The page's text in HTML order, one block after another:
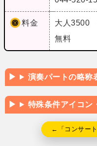
料金
大人3500
無料
演奏パートの略称
特殊条件アイコン
←「コンサー